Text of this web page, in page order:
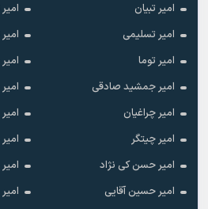
امیر تبیان
امیر تسلیمی
امیر توما
امیر جمشید صادقی
امیر چراغیان
امیر چیتگر
امیر حسن کی نژاد
امیر حسین آقایی